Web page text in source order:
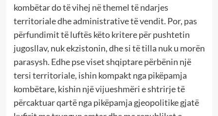
kombëtar do të vihej në themel të ndarjes
territoriale dhe administrative të vendit. Por, pas
përfundimit të luftës këto kritere për pushtetin
jugosllav, nuk ekzistonin, dhe si të tilla nuk u morën
parasysh. Edhe pse viset shqiptare përbënin një
tersi territoriale, ishin kompakt nga pikëpamja
kombëtare, kishin një vijueshmëri e shtrirje të
përcaktuar qartë nga pikëpamja gjeopolitike gjatë